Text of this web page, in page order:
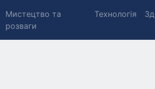
Мистецтво та
розваги
Технологія